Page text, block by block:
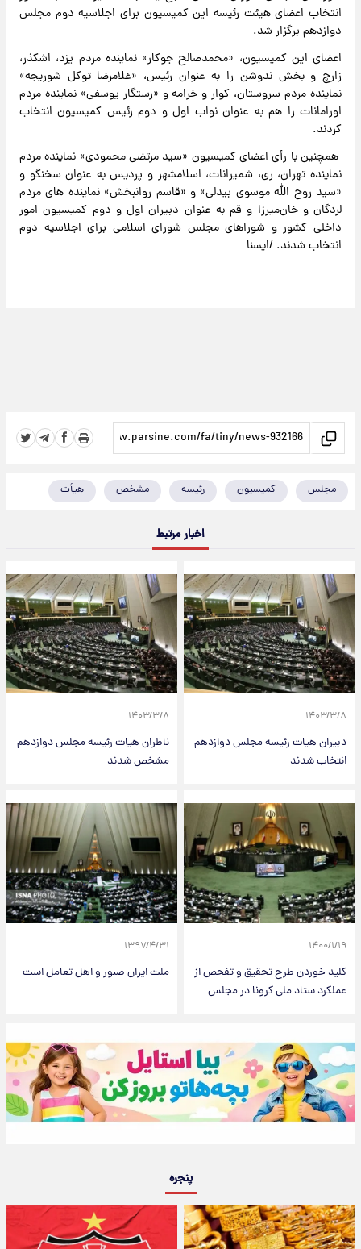
انتخاب اعضای هیئت رئیسه این کمیسیون برای اجلاسیه دوم مجلس
دوازدهم برگزار شد.
اعضای این کمیسیون، «محمدصالح جوکار» نماینده مردم یزد، اشکذر،
زارچ و بخش ندوشن را به عنوان رئیس، «غلامرضا توکل شوریجه»
نماینده مردم سروستان، کوار و خرامه و «رستگار یوسفی» نماینده مردم
اورامانات را هم به عنوان نواب اول و دوم رئیس کمیسیون انتخاب
کردند.
همچنین با رأی اعضای کمیسیون «سید مرتضی محمودی» نماینده مردم
نماینده تهران، ری، شمیرانات، اسلامشهر و پردیس به عنوان سخنگو و
«سید روح الله موسوی بیدلی» و «قاسم روانبخش» نماینده های مردم
لردگان و خان‌میرزا و قم به عنوان دبیران اول و دوم کمیسیون امور
داخلی کشور و شوراهای مجلس شورای اسلامی برای اجلاسیه دوم
انتخاب شدند. /ایسنا
مجلس کمیسیون رئیسه مشخص هیأت
اخبار مرتبط
۱۴۰۳/۳/۸
دبیران هیات رئیسه مجلس دوازدهم
انتخاب شدند
۱۴۰۳/۳/۸
ناظران هیات رئیسه مجلس دوازدهم
مشخص شدند
۱۴۰۰/۱/۱۹
کلید خوردن طرح تحقیق و تفحص از
عملکرد ستاد ملی کرونا در مجلس
۱۳۹۷/۴/۳۱
ملت ایران صبور و اهل تعامل است
پنجره